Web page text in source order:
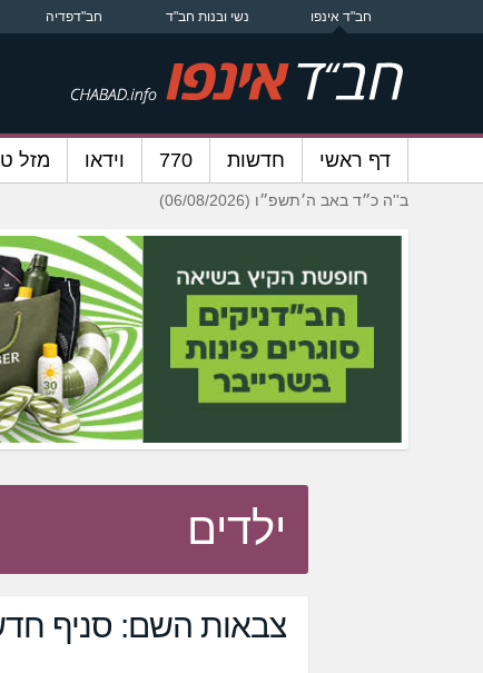
חב"ד אינפו נשי ובנות חב"ד חב"דפדיה
דף ראשי חדשות 770 וידאו מזל
ב''ה כ״ד באב ה׳תשפ״ו (06/08/2026)
ילדים
צבאות השם: סניף